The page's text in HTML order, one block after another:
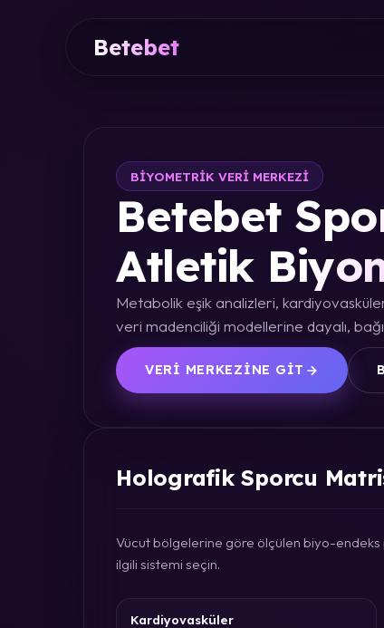
Betebet
BIYOMETRIK VERI MERKEZI
Betebet
Atletik
Metabolik eşik analizleri,
veri madenciliği modellerine dayalı,
VERI MERKEZINE GIT
Holografik Sporcu
Vücut bölgelerine göre ölçülen biyo-endeks
ilgili sistemi seçin.
Kardiyovasküler